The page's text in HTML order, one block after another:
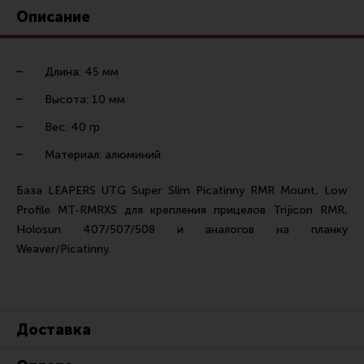
Ремни для IPSC
Стрелковые таймеры
Холощение и тренировки
Другие аксессуары IPSC
Экипировка
Пневматика
Стрелковые наушники
Кобуры
Описание
Длина: 45 мм
Высота: 10 мм
Вес: 40 гр
Материал: алюминий
База LEAPERS UTG Super Slim Picatinny RMR Mount, Low
Profile MT-RMRXS для крепления прицелов Trijicon RMR,
Holosun 407/507/508 и аналогов на планку
Weaver/Picatinny.
Доставка